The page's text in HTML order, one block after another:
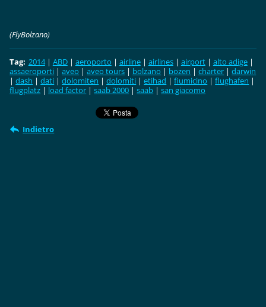
(FlyBolzano)
Tag: 2014 | ABD | aeroporto | airline | airlines | airport | alto adige |
assaeroporti | aveo | aveo tours | bolzano | bozen | charter | darwin
| dash | dati | dolomiten | dolomiti | etihad | fiumicino | flughafen |
flugplatz | load factor | saab 2000 | saab | san giacomo
Indietro